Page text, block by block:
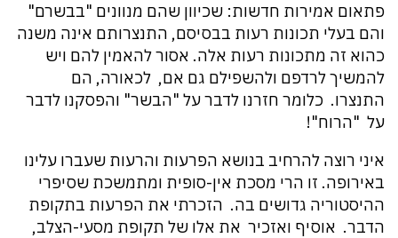
פתאום אמירות חדשות: שכיוון שהם מנוונים "בבשרם"
והם בעלי תכונות רעות בבסיסם, התנצרותם אינה משנה
כהוא זה מתכונות רעות אלה. אסור להאמין להם ויש
להמשיך לרדפם ולהשפילם גם אם, לכאורה, הם
התנצרו. כלומר חזרנו לדבר על "הבשר" והפסקנו לדבר
על "הרוח"!
איני רוצה להרחיב בנושא הפרעות והרעות שעברו עלינו
באירופה. זו הרי מסכת אין-סופית ומתמשכת שסיפרי
ההיסטוריה גדושים בה. הזכרתי את הפרעות בתקופת
הדבר. אוסיף ואזכיר את אלו של תקופת מסעי-הצלב,